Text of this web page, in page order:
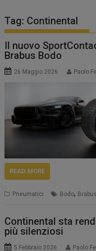
Tag: Continental
Il nuovo
Brabus Bodo
26 Maggio 2026 Paolo
READ MORE
Pneumatici Bodo,
Continental sta
più silenziosi
5 Febbraio 2026 Paolo